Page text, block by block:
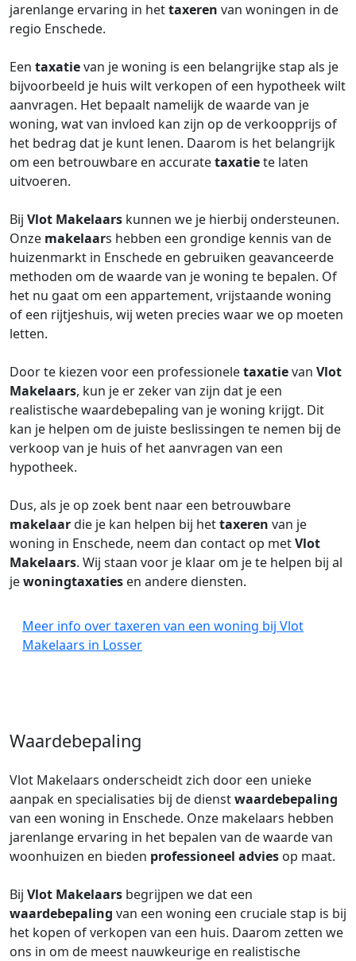
jarenlange ervaring in hettaxeren van woningen in de
regio Enschede.
Een taxatievan je woning is een belangrijke stap als je
bijvoorbeeld je huis wilt verkopen of een hypotheek wilt
aanvragen. Het bepaalt namelijk de waarde van je
woning, wat van invloed kan zijn op de verkoopprijs of
het bedrag dat je kunt lenen. Daarom is het belangrijk
om een betrouwbare en accuratetaxatiete laten
uitvoeren.
Bij Vlot Makelaars kunnen we je hierbij ondersteunen.
Onze makelaars hebben een grondige kennis van de
huizenmarkt in Enschede en gebruiken geavanceerde
methoden om de waarde van je woning te bepalen. Of
het nu gaat om een appartement, vrijstaande woning
of een rijtjeshuis, wij weten precies waar we op moeten
letten.
Door te kiezen voor een professioneletaxatievan Vlot
Makelaars, kun je er zeker van zijn dat je een
realistische waardebepaling van je woning krijgt. Dit
kan je helpen om de juiste beslissingen te nemen bij de
verkoop van je huis of het aanvragen van een
hypotheek.
Dus, als je op zoek bent naar een betrouwbare
makelaardie je kan helpen bij hettaxeren van je
woning in Enschede, neem dan contact op metVlot
Makelaars. Wij staan voor je klaar om je te helpen bij al
jewoningtaxaties en andere diensten.
Meer info over taxeren van een woning bij Vlot
Makelaars in Losser
Waardebepaling
Vlot Makelaars onderscheidt zich door een unieke
aanpak en specialisaties bij de dienstwaardebepaling
van een woning in Enschede. Onze makelaars hebben
jarenlange ervaring in het bepalen van de waarde van
woonhuizen en bieden professioneel advies op maat.
Bij Vlot Makelaars begrijpen we dat een
waardebepaling van een woning een cruciale stap is bij
het kopen of verkopen van een huis. Daarom zetten we
ons in om de meest nauwkeurige en realistische